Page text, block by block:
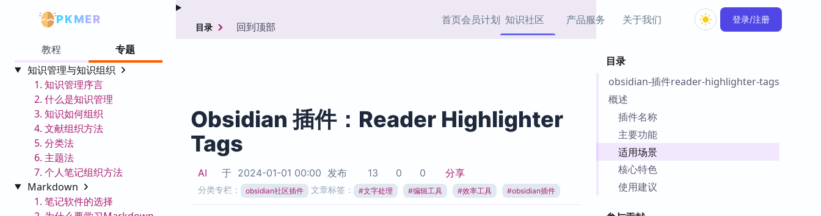
PKMER 首页会员计划 知识社区
协作者
Zotero 专题
Obsidian 专题
产品服务
Zotero 插件 挂件集市
Obsidian 教程
关于我们 登录/注册
教程
专题
知识管理与知识组织
1. 知识管理序言
2. 什么是知识管理
3. 知识如何组织
4. 文献组织方法
5. 分类法
6. 主题法
7. 个人笔记组织方法
Markdown
1. 笔记软件的选择
目录
obsidian-插件reader-highlighter-tags
概述
插件名称
主要功能
适用场景
核心特色
使用建议
目录 回到顶部
Obsidian 插件：Reader Highlighter
Tags
AI 于 2024-01-01 00:00 发布 13 0 0 分享
分类专栏： obsidian社区插件 文章标签： #文字处理 #编辑工具 #效率工具 #obsidian插件